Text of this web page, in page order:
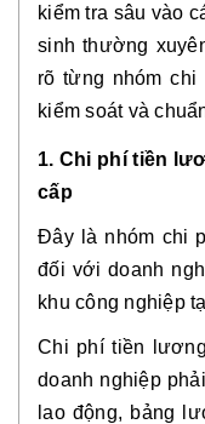
kiểm tra sâu vào
sinh thường
rõ từng nhóm chi
kiểm soát và
1. Chi phí tiền
cấp
Đây là nhóm chi
đối với doanh
khu công nghiệp
Chi phí tiền
doanh nghiệp
lao động, bảng